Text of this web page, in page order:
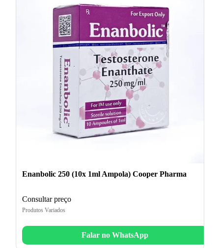
Enanbolic 250 (10x 1ml Ampola) Cooper Pharma
Consultar preço
Produtos Variados
Falar no WhatsApp